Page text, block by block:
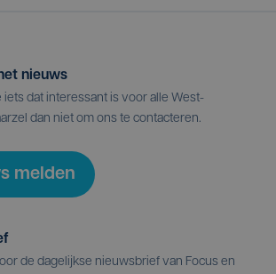
nieuws
iets dat interessant is voor alle West-
dan niet om ons te contacteren.
melden
de dagelijkse nieuwsbrief van Focus en